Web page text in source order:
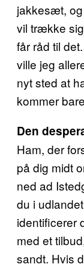
jakkesæt, og
vil trække
får råd til
ville jeg
nyt sted at
kommer
Den
Ham, der
på dig midt
ned ad
du i
identificerer
med et
sandt. Hvis